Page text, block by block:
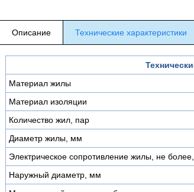
Описание Технические характеристики
Материал жилы
Материал изоляции
Количество жил, пар
Диаметр жилы, мм
Электрическое сопротивление жилы, не
Наружный диаметр, мм